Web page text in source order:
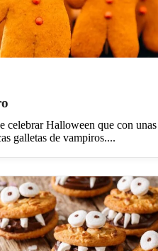
celebrar Halloween que con unas
galletas de vampiros....